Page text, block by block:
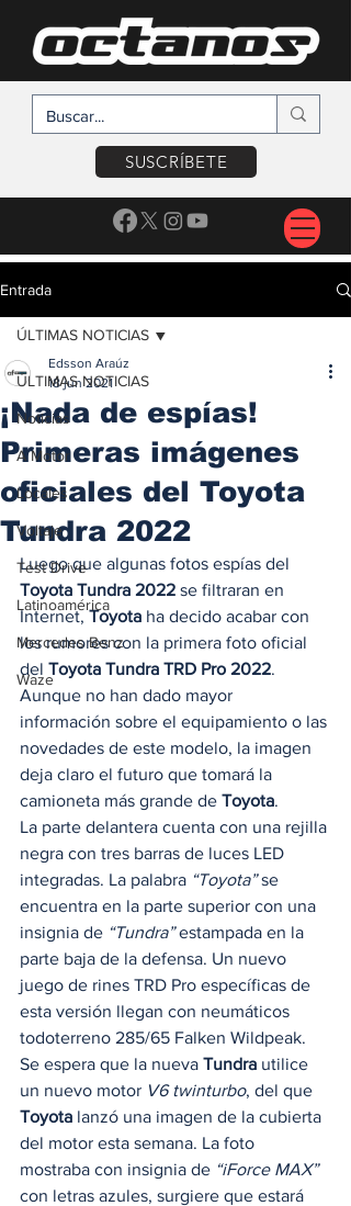
SUSCRÍBETE
Entrada
ÚLTIMAS NOTICIAS
Noticias
A Motor
Locales
Voltaje
Test Drive
Latinoamérica
Mercedes Benz
Waze
ÚLTIMAS NOTICIAS
¡Nada de espías!
Primeras imágenes
oficiales del Toyota
Tundra 2022
Edsson Araúz
18 jun 2021
Luego que algunas fotos espías del
Toyota Tundra 2022 se filtraran en
Internet, Toyota ha decido acabar con
los rumores con la primera foto oficial
del Toyota Tundra TRD Pro 2022.
Aunque no han dado mayor
información sobre el equipamiento o las
novedades de este modelo, la imagen
deja claro el futuro que tomará la
camioneta más grande de Toyota.
La parte delantera cuenta con una rejilla
negra con tres barras de luces LED
integradas. La palabra “Toyota” se
encuentra en la parte superior con una
insignia de “Tundra” estampada en la
parte baja de la defensa. Un nuevo
juego de rines TRD Pro específicas de
esta versión llegan con neumáticos
todoterreno 285/65 Falken Wildpeak.
Se espera que la nueva Tundra utilice
un nuevo motor V6 twinturbo, del que
Toyota lanzó una imagen de la cubierta
del motor esta semana. La foto
mostraba con insignia de “iForce MAX”
con letras azules, surgiere que estará